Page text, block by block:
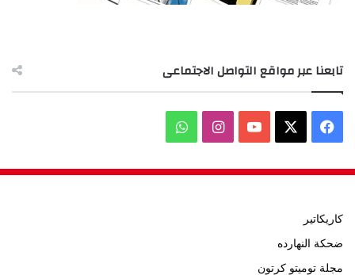
تابعنا عبر مواقع التواصل الاجتماعى
فيسبوك ‫YouTubeانستقرامواتساب
كاريكاتير
ضحكة النهارده
مجلة توميتو كرتون